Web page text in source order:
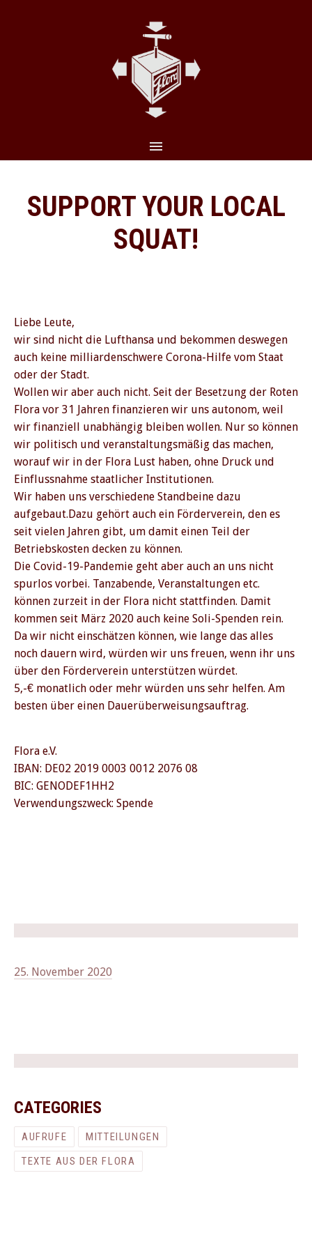
SUPPORT YOUR LOCAL
SQUAT!
Liebe Leute,
wir sind nicht die Lufthansa und bekommen deswegen
auch keine milliardenschwere Corona-Hilfe vom Staat
oder der Stadt.
Wollen wir aber auch nicht. Seit der Besetzung der Roten
Flora vor 31 Jahren finanzieren wir uns autonom, weil
wir finanziell unabhängig bleiben wollen. Nur so können
wir politisch und veranstaltungsmäßig das machen,
worauf wir in der Flora Lust haben, ohne Druck und
Einflussnahme staatlicher Institutionen.
Wir haben uns verschiedene Standbeine dazu
aufgebaut.Dazu gehört auch ein Förderverein, den es
seit vielen Jahren gibt, um damit einen Teil der
Betriebskosten decken zu können.
Die Covid-19-Pandemie geht aber auch an uns nicht
spurlos vorbei. Tanzabende, Veranstaltungen etc.
können zurzeit in der Flora nicht stattfinden. Damit
kommen seit März 2020 auch keine Soli-Spenden rein.
Da wir nicht einschätzen können, wie lange das alles
noch dauern wird, würden wir uns freuen, wenn ihr uns
über den Förderverein unterstützen würdet.
5,-€ monatlich oder mehr würden uns sehr helfen. Am
besten über einen Dauerüberweisungsauftrag.
Flora e.V.
IBAN: DE02 2019 0003 0012 2076 08
BIC: GENODEF1HH2
Verwendungszweck: Spende
25. November 2020
CATEGORIES
AUFRUFE
MITTEILUNGEN
TEXTE AUS DER FLORA